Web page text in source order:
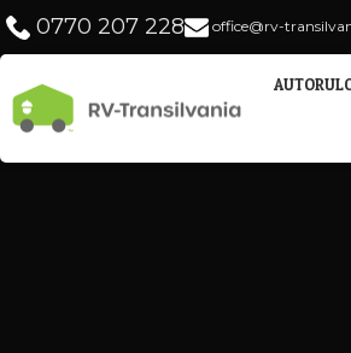
0770 207 228 office@rv-